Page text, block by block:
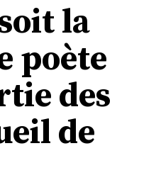
la
poète
des
de